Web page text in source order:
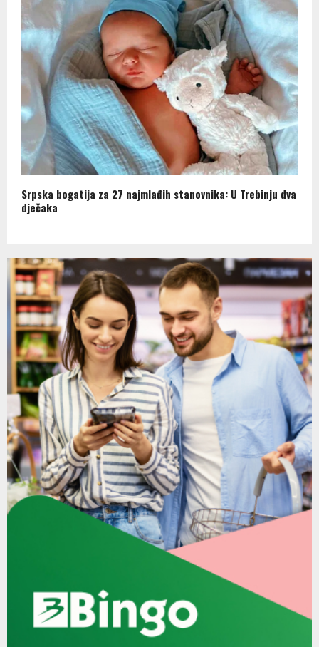
Srpska bogatija za 27 najmlađih stanovnika: U Trebinju dva
dječaka